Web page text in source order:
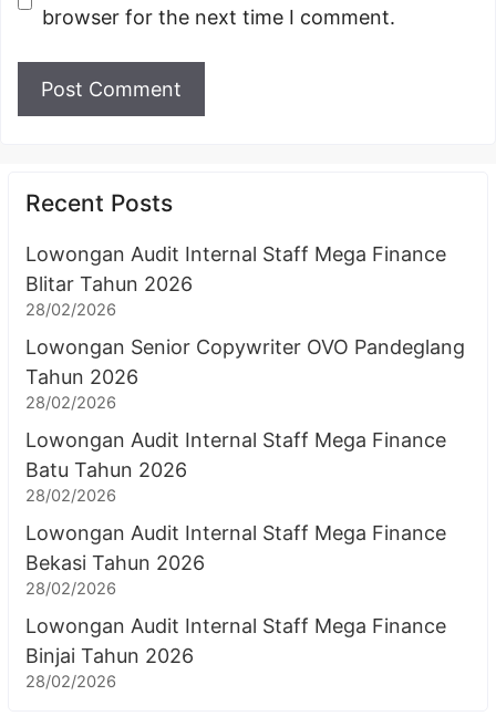
browser for the next time I comment.
Recent Posts
Lowongan Audit Internal Staff Mega Finance
Blitar Tahun 2026
28/02/2026
Lowongan Senior Copywriter OVO Pandeglang
Tahun 2026
28/02/2026
Lowongan Audit Internal Staff Mega Finance
Batu Tahun 2026
28/02/2026
Lowongan Audit Internal Staff Mega Finance
Bekasi Tahun 2026
28/02/2026
Lowongan Audit Internal Staff Mega Finance
Binjai Tahun 2026
28/02/2026